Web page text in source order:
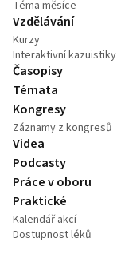
Téma měsíce
Vzdělávání
Kurzy
Interaktivní kazuistiky
Časopisy
Témata
Kongresy
Záznamy z kongresů
Videa
Podcasty
Práce v oboru
Praktické
Kalendář akcí
Dostupnost léků